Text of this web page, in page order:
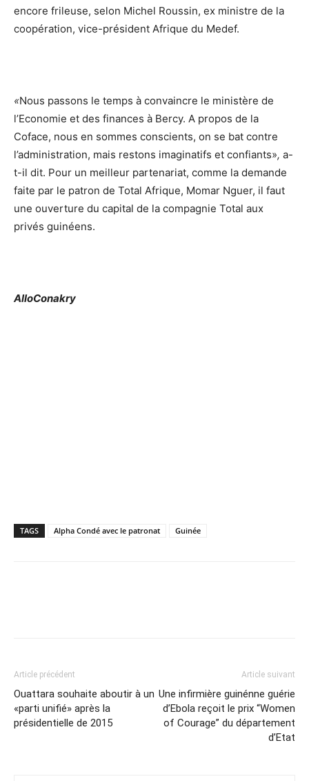
encore frileuse, selon Michel Roussin, ex ministre de la
coopération, vice-président Afrique du Medef.
«Nous passons le temps à convaincre le ministère de
l’Economie et des finances à Bercy. A propos de la
Coface, nous en sommes conscients, on se bat contre
l’administration, mais restons imaginatifs et confiants», a-
t-il dit. Pour un meilleur partenariat, comme la demande
faite par le patron de Total Afrique, Momar Nguer, il faut
une ouverture du capital de la compagnie Total aux
privés guinéens.
AlloConakry
TAGS Alpha Condé avec le patronat Guinée
Article précédent
Ouattara souhaite aboutir à un
«parti unifié» après la
présidentielle de 2015
Article suivant
Une infirmière guinénne guérie
d’Ebola reçoit le prix “Women
of Courage” du département
d’Etat